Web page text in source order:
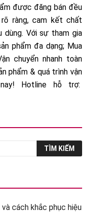
được đăng bán đều
ràng, cam kết chất
dùng. Với sự tham gia
phẩm đa dạng; Mua
chuyển nhanh toàn
phẩm & quá trình vận
Hotline hỗ trợ:
cách khắc phục hiệu